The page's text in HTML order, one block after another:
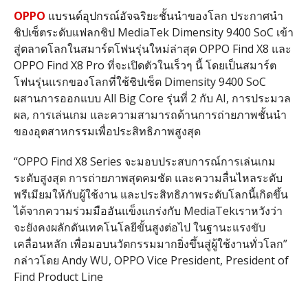
OPPO แบรนด์อุปกรณ์อัจฉริยะชั้นนำของโลก ประกาศนำ
ชิปเซ็ตระดับแฟลกชิปMediaTek Dimensity 9400 SoC เข้า
สู่ตลาดโลกในสมาร์ตโฟนรุ่นใหม่ล่าสุดOPPO Find X8 และ
OPPO Find X8 Pro ที่จะเปิดตัวในเร็วๆ นี้ โดยเป็นสมาร์ต
โฟนรุ่นแรกของโลกที่ใช้ชิปเซ็ตDimensity 9400 SoC
ผสานการออกแบบ All Big Core รุ่นที่ 2 กับ AI, การประมวล
ผล, การเล่นเกม และความสามารถด้านการถ่ายภาพชั้นนำ
ของอุตสาหกรรมเพื่อประสิทธิภาพสูงสุด
“OPPO Find X8 Series จะมอบประสบการณ์การเล่นเกม
ระดับสูงสุด การถ่ายภาพสุดคมชัด และความลื่นไหลระดับ
พรีเมียมให้กับผู้ใช้งาน และประสิทธิภาพระดับโลกนี้เกิดขึ้น
ได้จากความร่วมมืออันแข็งแกร่งกับ MediaTekเราหวังว่า
จะยังคงผลักดันเทคโนโลยีขั้นสูงต่อไป ในฐานะแรงขับ
เคลื่อนหลัก เพื่อมอบนวัตกรรมมากยิ่งขึ้นสู่ผู้ใช้งานทั่วโลก”
กล่าวโดย Andy WU, OPPO Vice President, President of
Find Product Line